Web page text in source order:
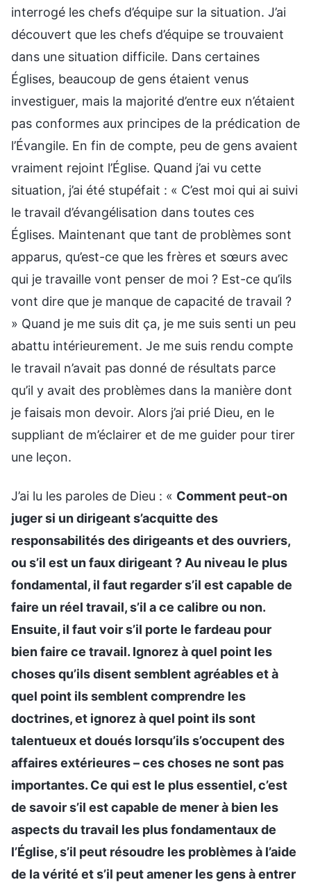
interrogé les chefs d’équipe sur la situation. J’ai
découvert que les chefs d’équipe se trouvaient
dans une situation difficile. Dans certaines
Églises, beaucoup de gens étaient venus
investiguer, mais la majorité d’entre eux n’étaient
pas conformes aux principes de la prédication de
l’Évangile. En fin de compte, peu de gens avaient
vraiment rejoint l’Église. Quand j’ai vu cette
situation, j’ai été stupéfait : « C’est moi qui ai suivi
le travail d’évangélisation dans toutes ces
Églises. Maintenant que tant de problèmes sont
apparus, qu’est-ce que les frères et sœurs avec
qui je travaille vont penser de moi ? Est-ce qu’ils
vont dire que je manque de capacité de travail ?
» Quand je me suis dit ça, je me suis senti un peu
abattu intérieurement. Je me suis rendu compte
le travail n’avait pas donné de résultats parce
qu’il y avait des problèmes dans la manière dont
je faisais mon devoir. Alors j’ai prié Dieu, en le
suppliant de m’éclairer et de me guider pour tirer
une leçon.
J’ai lu les paroles de Dieu : « Comment peut-on
juger si un dirigeant s’acquitte des
responsabilités des dirigeants et des ouvriers,
ou s’il est un faux dirigeant ? Au niveau le plus
fondamental, il faut regarder s’il est capable de
faire un réel travail, s’il a ce calibre ou non.
Ensuite, il faut voir s’il porte le fardeau pour
bien faire ce travail. Ignorez à quel point les
choses qu’ils disent semblent agréables et à
quel point ils semblent comprendre les
doctrines, et ignorez à quel point ils sont
talentueux et doués lorsqu’ils s’occupent des
affaires extérieures – ces choses ne sont pas
importantes. Ce qui est le plus essentiel, c’est
de savoir s’il est capable de mener à bien les
aspects du travail les plus fondamentaux de
l’Église, s’il peut résoudre les problèmes à l’aide
de la vérité et s’il peut amener les gens à entrer